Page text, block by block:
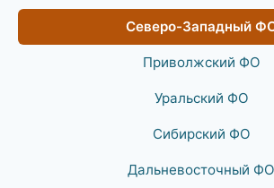
Северо-Западный
Приволжский ФО
Уральский ФО
Сибирский ФО
Дальневосточный ФО